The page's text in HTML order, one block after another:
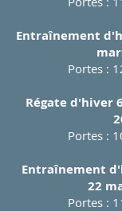
Entraînement
Portes :
Régate d'hiver
Portes :
Entraînement
22
Portes :